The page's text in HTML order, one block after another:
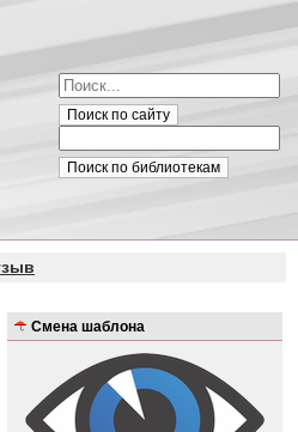
Поиск по сайту
Поиск по библиотекам
Смена шаблона